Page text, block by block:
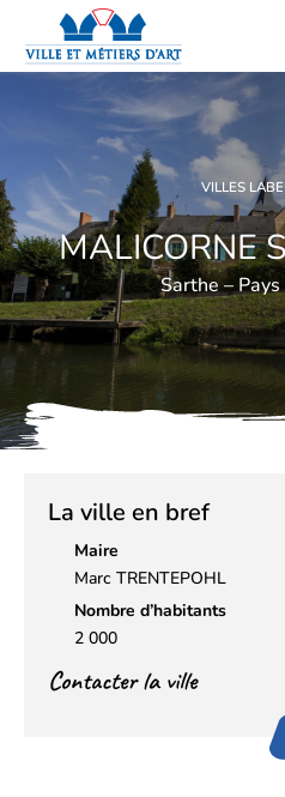
VILLES
MALICORNE
Sarthe –
La ville en bref
Maire
Marc TRENTEPOHL
Nombre d’habitants
2 000
Contacter la ville